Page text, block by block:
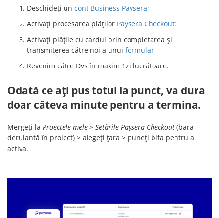
Deschideți un cont Business Paysera;
Activați procesarea plăților Paysera Checkout;
Activați plățile cu cardul prin completarea și
transmiterea către noi a unui formular
Revenim către Dvs în maxim 1zi lucrătoare.
Odată ce ați pus totul la punct, va dura
doar câteva minute pentru a termina.
Mergeți la Proectele mele > Setările Paysera Checkout (bara
derulantă în proiect) > alegeți țara > puneți bifa pentru a
activa.